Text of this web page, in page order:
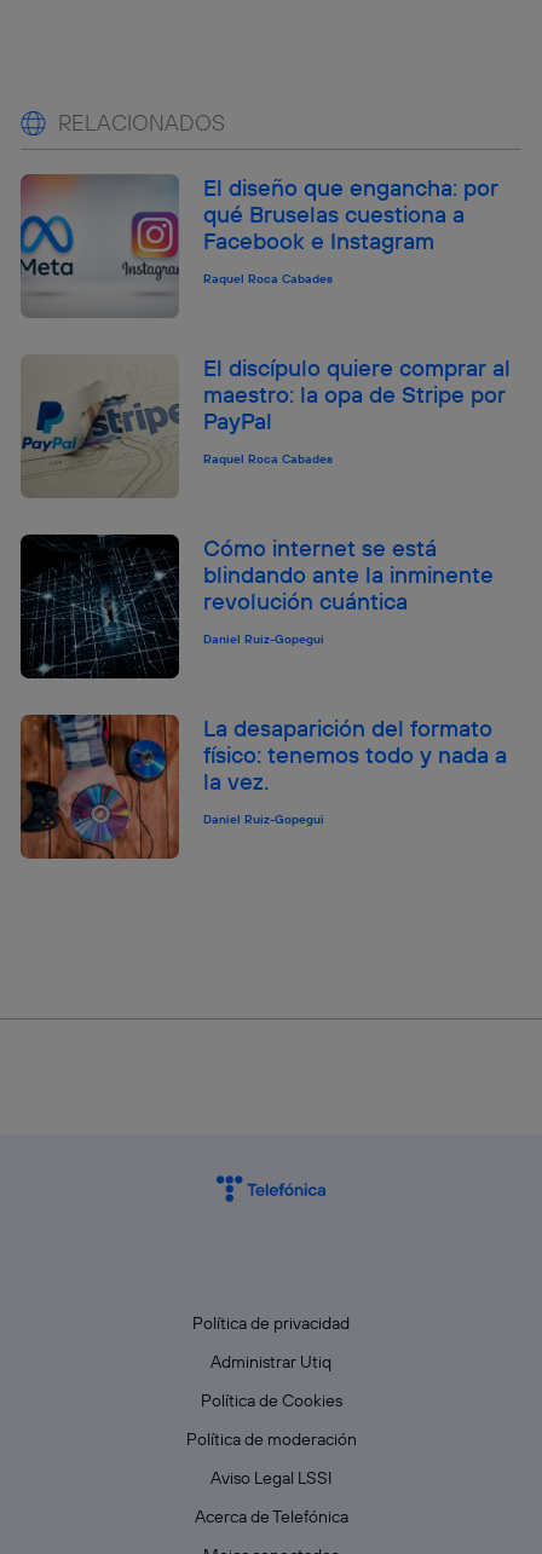
RELACIONADOS
El diseño que engancha: por
qué Bruselas cuestiona a
Facebook e Instagram
Raquel Roca Cabades
El discípulo quiere comprar al
maestro: la opa de Stripe por
PayPal
Raquel Roca Cabades
Cómo internet se está
blindando ante la inminente
revolución cuántica
Daniel Ruiz-Gopegui
La desaparición del formato
físico: tenemos todo y nada a
la vez.
Daniel Ruiz-Gopegui
Política de privacidad
Administrar Utiq
Política de Cookies
Política de moderación
Aviso Legal LSSI
Acerca de Telefónica